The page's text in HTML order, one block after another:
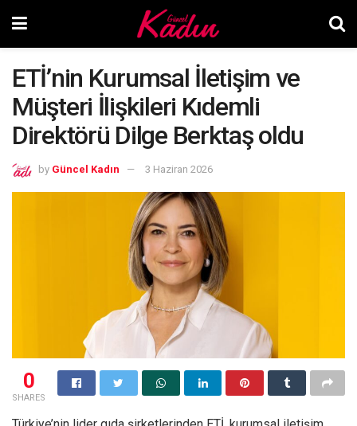
ETİ’nin Kurumsal İletişim ve
Müşteri İlişkileri Kıdemli
Direktörü Dilge Berktaş oldu
by Güncel Kadın 3 Haziran 2026
0
SHARES